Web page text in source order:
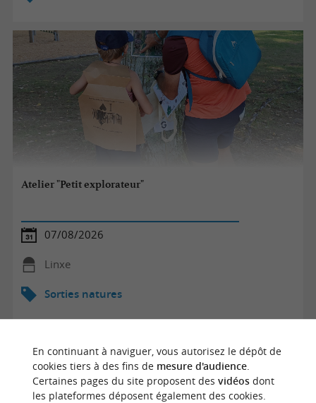
Atelier "Petit explorateur"
07/08/2026
Linxe
Sorties natures
En continuant à naviguer, vous autorisez le dépôt de
cookies tiers à des fins de mesure d'audience.
Certaines pages du site proposent des vidéosdont
les plateformes déposent également des cookies.